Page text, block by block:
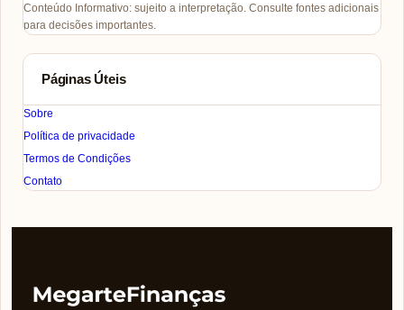
Conteúdo Informativo: sujeito a interpretação. Consulte fontes adicionais
para decisões importantes.
Páginas Úteis
Sobre
Política de privacidade
Termos de Condições
Contato